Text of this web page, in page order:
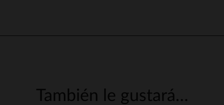
También le gustará…